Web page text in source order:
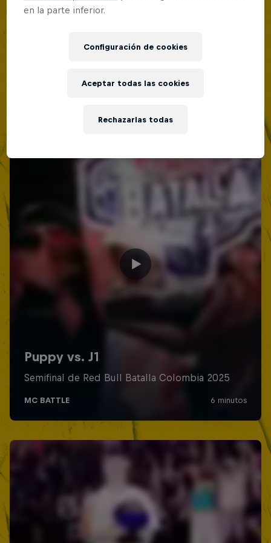
en la parte inferior.
Configuración de cookies
Rechazarlas todas
Aceptar todas las cookies